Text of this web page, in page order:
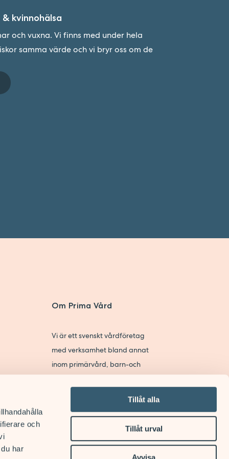
och
har
Tillåt alla
Tillåt urval
kvinnohälsa
och vuxna. Vi finns med under hela
samma värde och vi bryr oss om de
Om Prima Vård
Vi är ett svenskt vårdföretag
med verksamhet bland annat
inom primärvård, barn-och